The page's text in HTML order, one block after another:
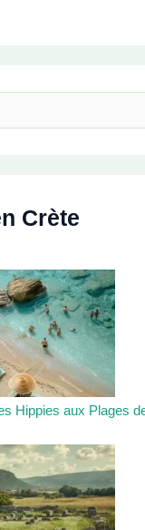
Crète
Hippies aux Plages